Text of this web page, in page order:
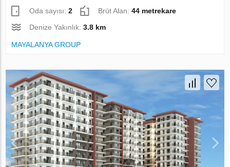
Oda sayısı:2 Brüt Alan:44 metrekare
Denize Yakınlık:3.8 km
MAYALANYA GROUP